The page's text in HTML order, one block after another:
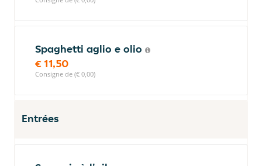
Spaghetti aglio e olio
€ 11,50
Consigne de (€ 0,00)
Entrées